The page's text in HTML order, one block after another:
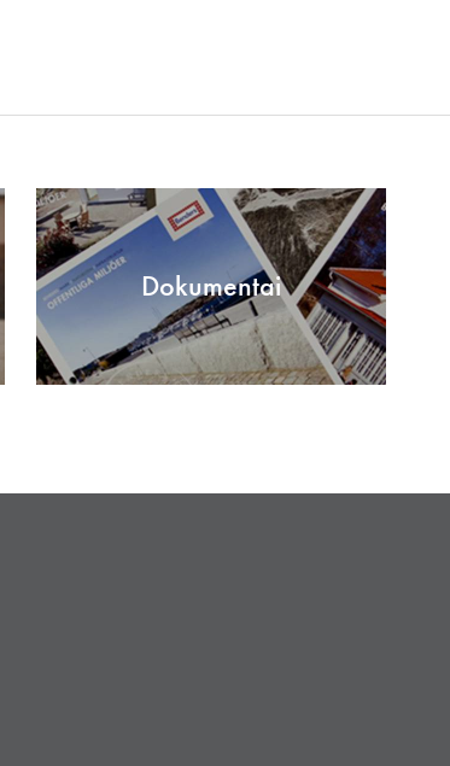
Dokumentai